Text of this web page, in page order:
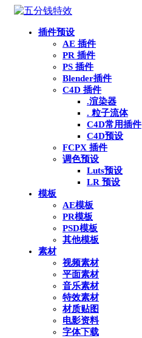
插件预设
AE 插件
PR 插件
PS 插件
Blender插件
C4D 插件
.渲染器
. 粒子流体
C4D常用插件
C4D预设
FCPX 插件
调色预设
Luts预设
LR 预设
模板
AE模板
PR模板
PSD模板
其他模板
素材
视频素材
平面素材
音乐素材
特效素材
材质贴图
电影资料
字体下载